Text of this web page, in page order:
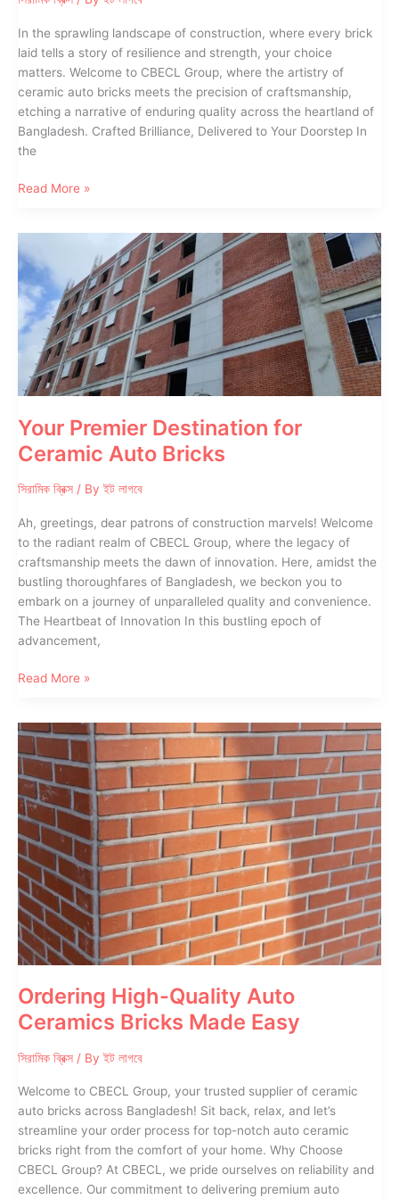
In the sprawling landscape of construction, where every brick
laid tells a story of resilience and strength, your choice
matters. Welcome to CBECL Group, where the artistry of
ceramic auto bricks meets the precision of craftsmanship,
etching a narrative of enduring quality across the heartland of
Bangladesh. Crafted Brilliance, Delivered to Your Doorstep In
the
Your
Premier
Auto
Ceramic
Bricks
Read More »
Your Premier Destination for
Ceramic Auto Bricks
সিরামিক ব্রিক্স / By ইট লাগবে
Ah, greetings, dear patrons of construction marvels! Welcome
to the radiant realm of CBECL Group, where the legacy of
craftsmanship meets the dawn of innovation. Here, amidst the
bustling thoroughfares of Bangladesh, we beckon you to
embark on a journey of unparalleled quality and convenience.
The Heartbeat of Innovation In this bustling epoch of
advancement,
Your
for
Ceramic
Auto
Bricks
Read More »
Ordering High-Quality Auto
Ceramics Bricks Made Easy
সিরামিক ব্রিক্স / By ইট লাগবে
Welcome to CBECL Group, your trusted supplier of ceramic
auto bricks across Bangladesh! Sit back, relax, and let’s
streamline your order process for top-notch auto ceramic
bricks right from the comfort of your home. Why Choose
CBECL Group? At CBECL, we pride ourselves on reliability and
excellence. Our commitment to delivering premium auto